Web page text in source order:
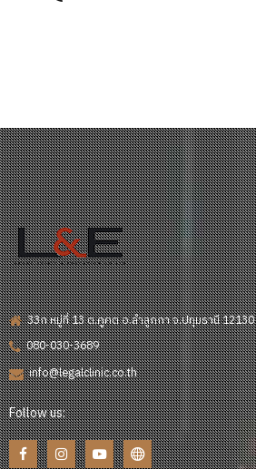
33ก หมู่ที่ 13 ต.คูคต อ.ลำลูกกา จ.ปทุมธานี 12130
080-030-3689
info@legalclinic.co.th
Follow us: